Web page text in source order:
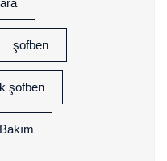
şofben
şofben